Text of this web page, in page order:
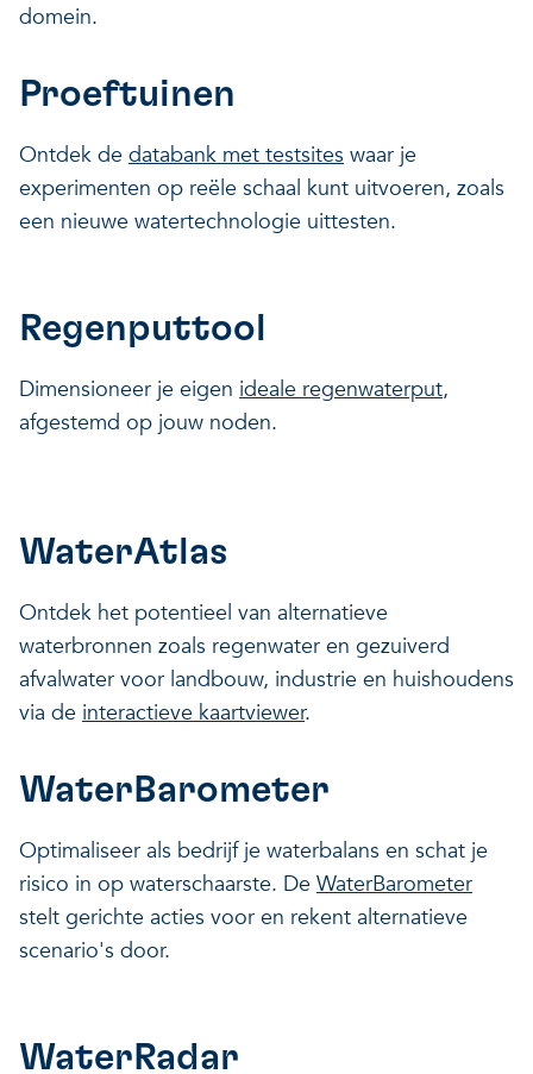
domein.
Proeftuinen
Ontdek de databank met testsites waar je
experimenten op reële schaal kunt uitvoeren, zoals
een nieuwe watertechnologie uittesten.
Regenputtool
Dimensioneer je eigen ideale regenwaterput,
afgestemd op jouw noden.
WaterAtlas
Ontdek het potentieel van alternatieve
waterbronnen zoals regenwater en gezuiverd
afvalwater voor landbouw, industrie en huishoudens
via de interactieve kaartviewer.
WaterBarometer
Optimaliseer als bedrijf je waterbalans en schat je
risico in op waterschaarste. De WaterBarometer
stelt gerichte acties voor en rekent alternatieve
scenario's door.
WaterRadar